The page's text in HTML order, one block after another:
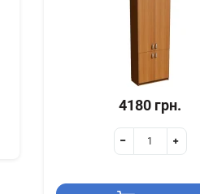
4180 грн.